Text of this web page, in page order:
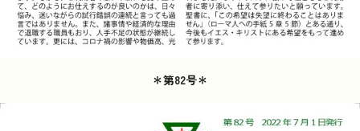
＊第82号＊